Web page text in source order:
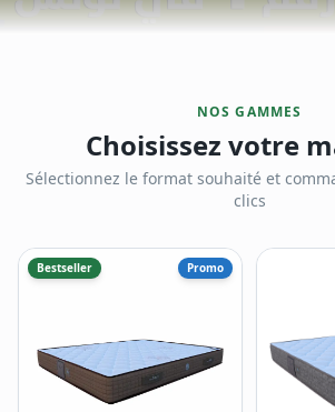
NOS GAMMES
Choisissez votre
Sélectionnez le format souhaité et
clics
Bestseller Promo